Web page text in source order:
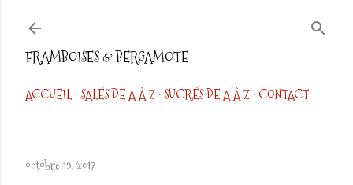
FRAMBOISES & BERGAMOTE
ACCUEIL SALÉS DE A À Z SUCRÉS DE A À Z CONTACT
octobre 19, 2017